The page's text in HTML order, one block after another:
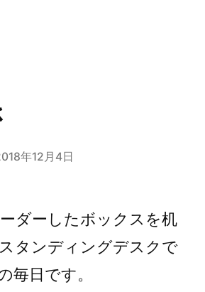
年12月4日
ダーしたボックスを机
タンディングデスクで
毎日です。